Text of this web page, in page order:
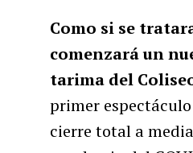
Como si se
comenzará un
tarima del
primer
cierre total a